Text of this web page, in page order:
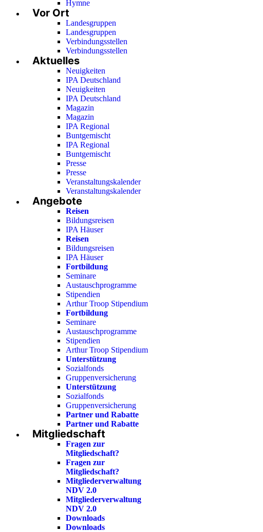
Hymne
Vor Ort
Landesgruppen
Landesgruppen
Verbindungsstellen
Verbindungsstellen
Aktuelles
Neuigkeiten
IPA Deutschland
Neuigkeiten
IPA Deutschland
Magazin
Magazin
IPA Regional
Buntgemischt
IPA Regional
Buntgemischt
Presse
Presse
Veranstaltungskalender
Veranstaltungskalender
Angebote
Reisen
Bildungsreisen
IPA Häuser
Reisen
Bildungsreisen
IPA Häuser
Fortbildung
Seminare
Austauschprogramme
Stipendien
Arthur Troop Stipendium
Fortbildung
Seminare
Austauschprogramme
Stipendien
Arthur Troop Stipendium
Unterstützung
Sozialfonds
Gruppenversicherung
Unterstützung
Sozialfonds
Gruppenversicherung
Partner und Rabatte
Partner und Rabatte
Mitgliedschaft
Fragen zur
Mitgliedschaft?
Fragen zur
Mitgliedschaft?
Mitgliederverwaltung
NDV 2.0
Mitgliederverwaltung
NDV 2.0
Downloads
Downloads